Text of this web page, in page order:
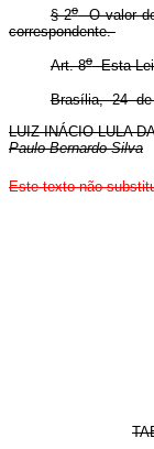
§ 2oO valor do
correspondente.
Art. 8oEsta Lei
Brasília, 24 de
LUIZ INÁCIO LULA
Paulo Bernardo Silva
Este texto não